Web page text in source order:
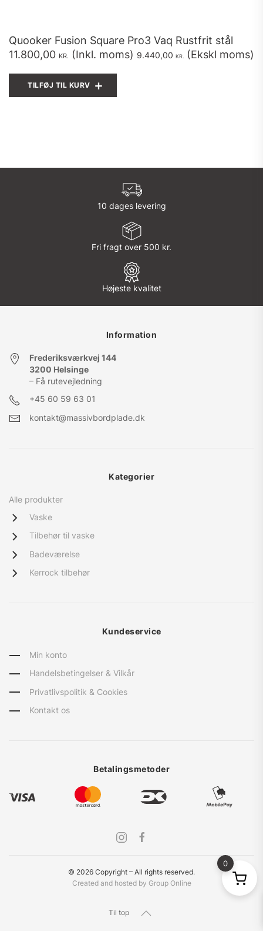
Quooker Fusion Square Pro3 Vaq Rustfrit stål
11.800,00 KR. (Inkl. moms) 9.440,00 KR. (Ekskl moms)
TILFØJ TIL KURV
10 dages levering
Fri fragt over 500 kr.
Højeste kvalitet
Information
Frederiksværkvej 144
3200 Helsinge
– Få rutevejledning
+45 60 59 63 01
kontakt@massivbordplade.dk
Kategorier
Alle produkter
Vaske
Tilbehør til vaske
Badeværelse
Kerrock tilbehør
Kundeservice
Min konto
Handelsbetingelser & Vilkår
Privatlivspolitik & Cookies
Kontakt os
Betalingsmetoder
© 2026 Copyright – All rights reserved.
Created and hosted by Group Online
Til top
0